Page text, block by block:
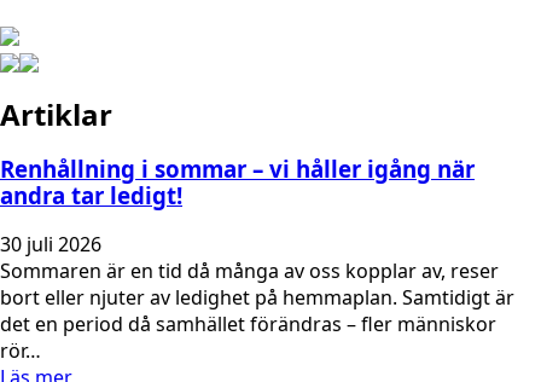
Artiklar
Renhållning i sommar – vi håller igång när
andra tar ledigt!
30 juli 2026
Sommaren är en tid då många av oss kopplar av, reser
bort eller njuter av ledighet på hemmaplan. Samtidigt är
det en period då samhället förändras – fler människor
rör…